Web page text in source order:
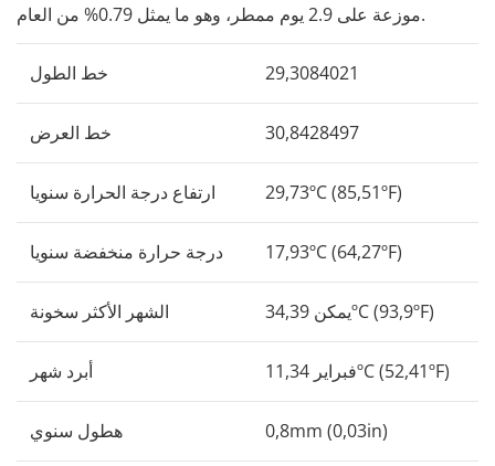
موزعة على 2.9 يوم ممطر، وهو ما يمثل 0.79% من العام.
خط الطول 29,3084021
خط العرض 30,8428497
ارتفاع درجة الحرارة سنويا 29,73ºC (85,51ºF)
درجة حرارة منخفضة سنويا 17,93ºC (64,27ºF)
الشهر الأكثر سخونة يمكن 34,39ºC (93,9ºF)
أبرد شهر فبراير 11,34ºC (52,41ºF)
هطول سنوي 0,8mm (0,03in)